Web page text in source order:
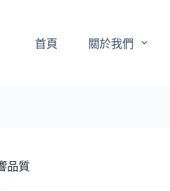
首頁 關於我們
品質